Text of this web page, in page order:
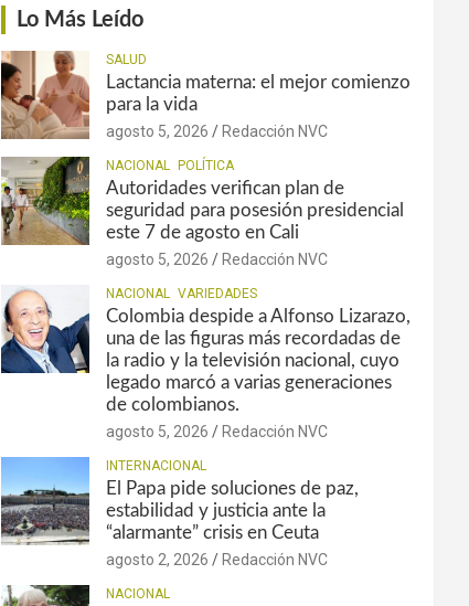
Lo Más Leído
SALUD
Lactancia materna: el mejor comienzo
para la vida
agosto 5, 2026 Redacción NVC
NACIONAL POLÍTICA
Autoridades verifican plan de
seguridad para posesión presidencial
este 7 de agosto en Cali
agosto 5, 2026 Redacción NVC
NACIONAL VARIEDADES
Colombia despide a Alfonso Lizarazo,
una de las figuras más recordadas de
la radio y la televisión nacional, cuyo
legado marcó a varias generaciones
de colombianos.
agosto 5, 2026 Redacción NVC
INTERNACIONAL
El Papa pide soluciones de paz,
estabilidad y justicia ante la
“alarmante” crisis en Ceuta
agosto 2, 2026 Redacción NVC
NACIONAL